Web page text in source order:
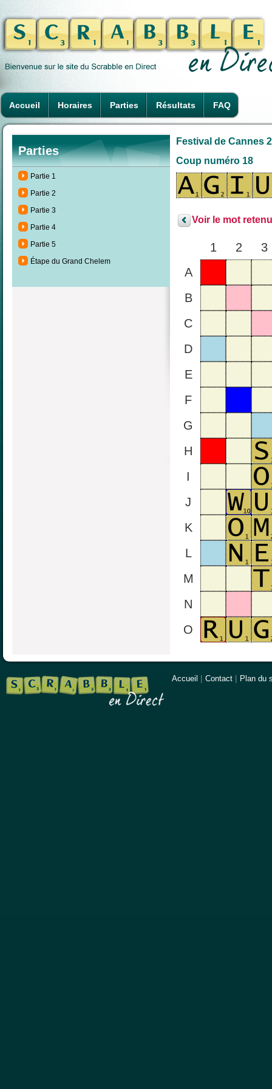
Accueil Horaires Parties Résultats FAQ
Parties
Partie 1
Partie 2
Partie 3
Partie 4
Partie 5
Étape du Grand Chelem
Festival de Cannes
Coup numéro 18
Voir le mot
1 2
3
A
B
C
D
E
F
G
H
I
J
K
L
M
N
O
Accueil Contact Plan du